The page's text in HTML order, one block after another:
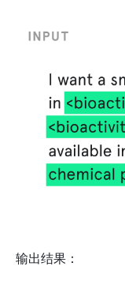
输出结果：